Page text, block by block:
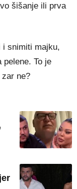
šišanje ili prva
i snimiti majku,
pelene. To je
ne?